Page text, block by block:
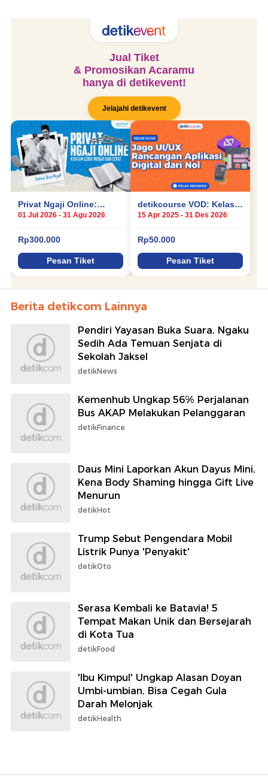
Berita detikcom Lainnya
Pendiri Yayasan Buka Suara, Ngaku
Sedih Ada Temuan Senjata di
Sekolah Jaksel
detikNews
Kemenhub Ungkap 56% Perjalanan
Bus AKAP Melakukan Pelanggaran
detikFinance
Daus Mini Laporkan Akun Dayus Mini,
Kena Body Shaming hingga Gift Live
Menurun
detikHot
Trump Sebut Pengendara Mobil
Listrik Punya 'Penyakit'
detikOto
Serasa Kembali ke Batavia! 5
Tempat Makan Unik dan Bersejarah
di Kota Tua
detikFood
'Ibu Kimpul' Ungkap Alasan Doyan
Umbi-umbian, Bisa Cegah Gula
Darah Melonjak
detikHealth